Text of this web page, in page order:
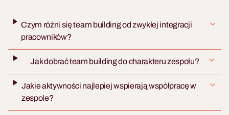
Czym różni się team building od zwykłej integracji
pracowników?
Jak dobrać team building do charakteru zespołu?
Jakie aktywności najlepiej wspierają współpracę w
zespole?